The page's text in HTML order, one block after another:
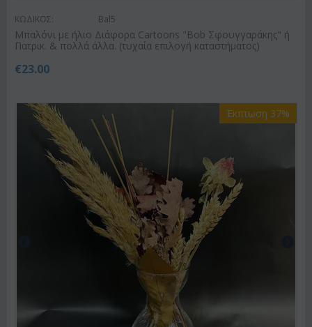
ΚΩΔΙΚΟΣ: Bal5
Μπαλόνι με ήλιο Διάφορα Cartoons "Bob Σφουγγαράκης" ή
Πατρικ. & πολλά άλλα. (τυχαία επιλογή καταστήματος)
€23.00
Έκπτωση 37%